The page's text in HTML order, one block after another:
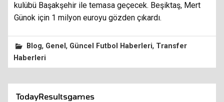
kulübü Başakşehir ile temasa geçecek. Beşiktaş, Mert
Günok için 1 milyon euroyu gözden çıkardı.
Blog, Genel, Güncel Futbol Haberleri, Transfer
Haberleri
TodayResultsgames